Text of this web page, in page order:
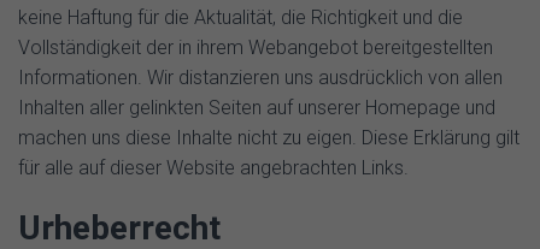
keine Haftung für die Aktualität, die Richtigkeit und die
Vollständigkeit der in ihrem Webangebot bereitgestellten
Informationen. Wir distanzieren uns ausdrücklich von allen
Inhalten aller gelinkten Seiten auf unserer Homepage und
machen uns diese Inhalte nicht zu eigen. Diese Erklärung gilt
für alle auf dieser Website angebrachten Links.
Urheberrecht